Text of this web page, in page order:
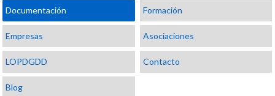
Empresarios
de
Lugo
Documentación Formación
Empresas Asociaciones
LOPDGDD Contacto
Blog